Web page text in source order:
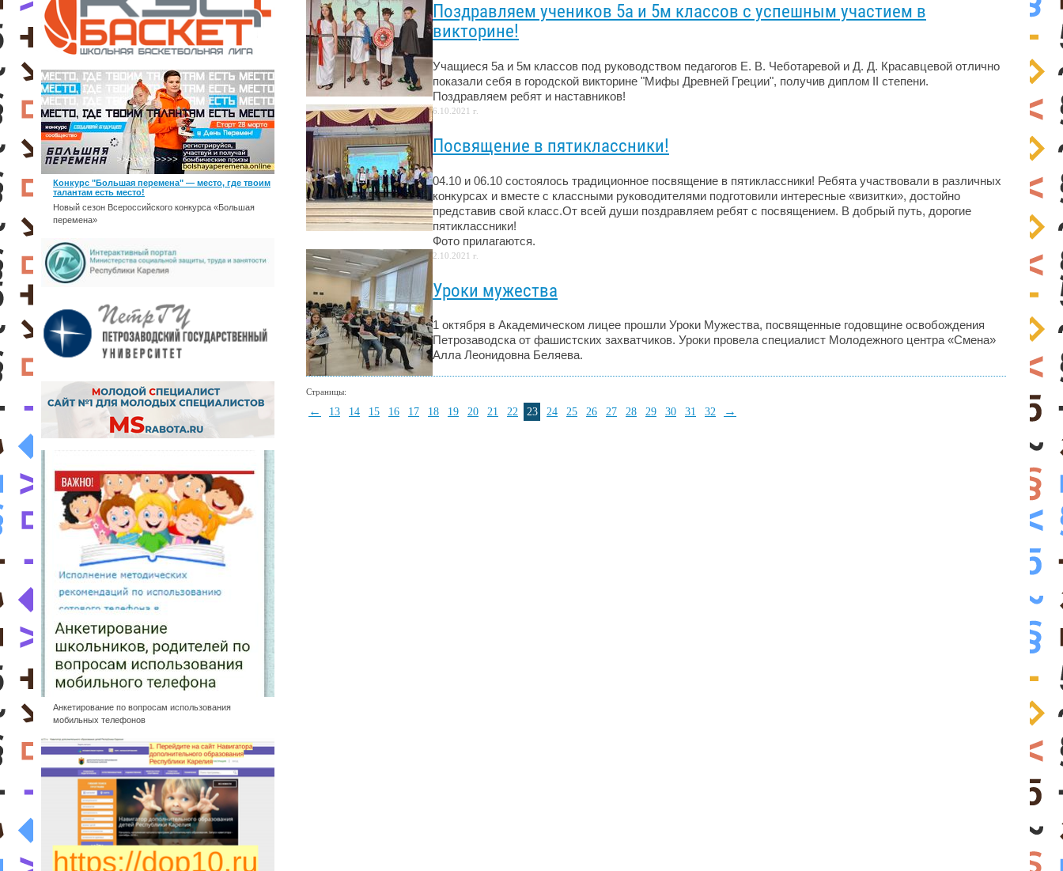
Конкурс "Большая перемена" — место, где твоим
талантам есть место!
Новый сезон Всероссийского конкурса «Большая
перемена»
Анкетирование по вопросам использования
мобильных телефонов
Поздравляем учеников 5а и 5м классов с успешным участием в
викторине!
Учащиеся 5а и 5м классов под руководством педагогов Е. В. Чеботаревой и Д. Д. Красавцевой отлично
показали себя в городской викторине "Мифы Древней Греции", получив диплом II степени.
Поздравляем ребят и наставников!
6.10.2021 г.
Посвящение в пятиклассники!
04.10 и 06.10 состоялось традиционное посвящение в пятиклассники! Ребята участвовали в различных
конкурсах и вместе с классными руководителями подготовили интересные «визитки», достойно
представив свой класс.От всей души поздравляем ребят с посвящением. В добрый путь, дорогие
пятиклассники!
Фото прилагаются.
2.10.2021 г.
Уроки мужества
1 октября в Академическом лицее прошли Уроки Мужества, посвященные годовщине освобождения
Петрозаводска от фашистских захватчиков. Уроки провела​ специалист Молодежного центра «Смена»
Алла Леонидовна Беляева.
Страницы:
← 13 14 15 16 17 18 19 20 21 22 23 24 25 26 27 28 29 30 31 32 →